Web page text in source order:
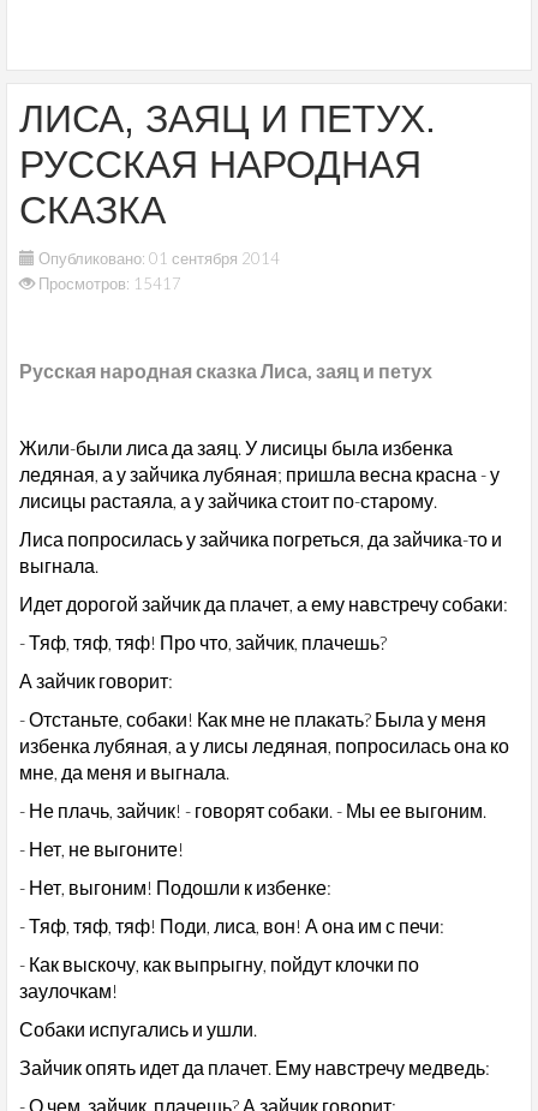
ЛИСА, ЗАЯЦ И ПЕТУХ.
РУССКАЯ НАРОДНАЯ
СКАЗКА
Опубликовано: 01 сентября 2014
Просмотров: 15417
Русская народная сказка Лиса, заяц и петух
Жили-были лиса да заяц. У лисицы была избенка
ледяная, а у зайчика лубяная; пришла весна красна - у
лисицы растаяла, а у зайчика стоит по-старому.
Лиса попросилась у зайчика погреться, да зайчика-то и
выгнала.
Идет дорогой зайчик да плачет, а ему навстречу собаки:
- Тяф, тяф, тяф! Про что, зайчик, плачешь?
А зайчик говорит:
- Отстаньте, собаки! Как мне не плакать? Была у меня
избенка лубяная, а у лисы ледяная, попросилась она ко
мне, да меня и выгнала.
- Не плачь, зайчик! - говорят собаки. - Мы ее выгоним.
- Нет, не выгоните!
- Нет, выгоним! Подошли к избенке:
- Тяф, тяф, тяф! Поди, лиса, вон! А она им с печи:
- Как выскочу, как выпрыгну, пойдут клочки по
заулочкам!
Собаки испугались и ушли.
Зайчик опять идет да плачет. Ему навстречу медведь:
- О чем, зайчик, плачешь? А зайчик говорит: